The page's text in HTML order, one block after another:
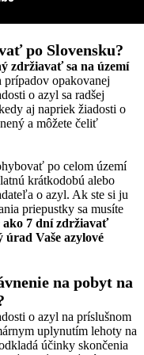
po Slovensku?
zdržiavať sa na území
opakovanej
o azyl sa radšej
aj napriek žiadosti o
a môžete čeliť
po celom území
krátkodobú alebo
o azyl. Ak ste si ju
priepustky sa musíte
ako 7 dní zdržiavať
Vaše azylové
na pobyt na
o azyl na príslušnom
uplynutím lehoty na
účinky skončenia